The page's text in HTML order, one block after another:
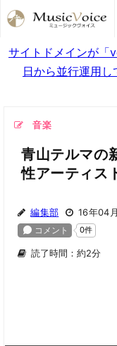
サイトドメインが「
日から並行運用し
音楽
青山テルマの
性アーティス
編集部 16年04
読了時間：約2分